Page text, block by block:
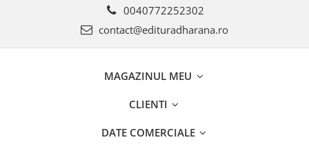
0040772252302
contact@edituradharana.ro
MAGAZINUL MEU
CLIENTI
DATE COMERCIALE